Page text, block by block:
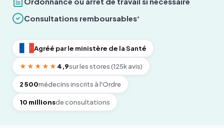
Consultations remboursables*
Agréé par le ministère de la Santé
★★★★★ 4,9sur les stores (125k avis)
2 500médecins inscrits à l'Ordre
10 millionsde consultations